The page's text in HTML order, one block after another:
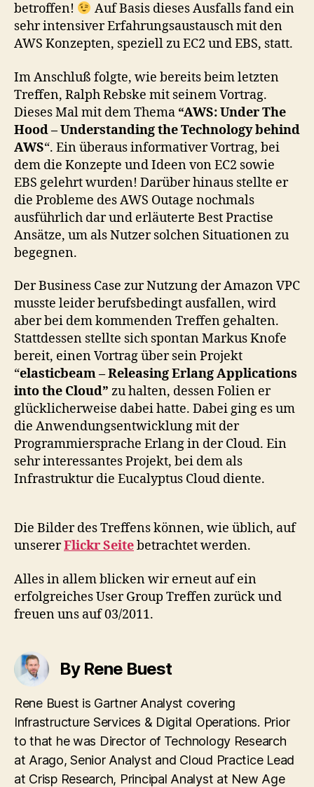
betroffen!
Auf Basis dieses Ausfalls fand ein
sehr intensiver Erfahrungsaustausch mit den
AWS Konzepten, speziell zu EC2 und EBS, statt.
Im Anschluß folgte, wie bereits beim letzten
Treffen, Ralph Rebske mit seinem Vortrag.
Dieses Mal mit dem Thema “AWS: Under The
Hood – Understanding the Technology behind
AWS“. Ein überaus informativer Vortrag, bei
dem die Konzepte und Ideen von EC2 sowie
EBS gelehrt wurden! Darüber hinaus stellte er
die Probleme des AWS Outage nochmals
ausführlich dar und erläuterte Best Practise
Ansätze, um als Nutzer solchen Situationen zu
begegnen.
Der Business Case zur Nutzung der Amazon VPC
musste leider berufsbedingt ausfallen, wird
aber bei dem kommenden Treffen gehalten.
Stattdessen stellte sich spontan Markus Knofe
bereit, einen Vortrag über sein Projekt
“elasticbeam – Releasing Erlang Applications
into the Cloud” zu halten, dessen Folien er
glücklicherweise dabei hatte. Dabei ging es um
die Anwendungsentwicklung mit der
Programmiersprache Erlang in der Cloud. Ein
sehr interessantes Projekt, bei dem als
Infrastruktur die Eucalyptus Cloud diente.
Die Bilder des Treffens können, wie üblich, auf
unsererFlickr Seitebetrachtet werden.
Alles in allem blicken wir erneut auf ein
erfolgreiches User Group Treffen zurück und
freuen uns auf 03/2011.
By Rene Buest
Rene Buest is Gartner Analyst covering
Infrastructure Services & Digital Operations. Prior
to that he was Director of Technology Research
at Arago, Senior Analyst and Cloud Practice Lead
at Crisp Research, Principal Analyst at New Age